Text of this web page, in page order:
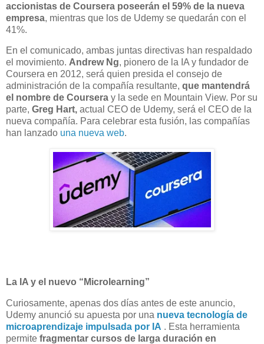
accionistas de Coursera poseerán el 59% de la nueva
empresa, mientras que los de Udemy se quedarán con el
41%.
En el comunicado, ambas juntas directivas han respaldado
el movimiento. Andrew Ng, pionero de la IA y fundador de
Coursera en 2012, será quien presida el consejo de
administración de la compañía resultante, que mantendrá
el nombre de Coursera y la sede en Mountain View. Por su
parte, Greg Hart, actual CEO de Udemy, será el CEO de la
nueva compañía. Para celebrar esta fusión, las compañías
han lanzado una nueva web.
La IA y el nuevo “Microlearning”
Curiosamente, apenas dos días antes de este anuncio,
Udemy anunció su apuesta por una nueva tecnología de
microaprendizaje impulsada por IA . Esta herramienta
permite fragmentar cursos de larga duración en